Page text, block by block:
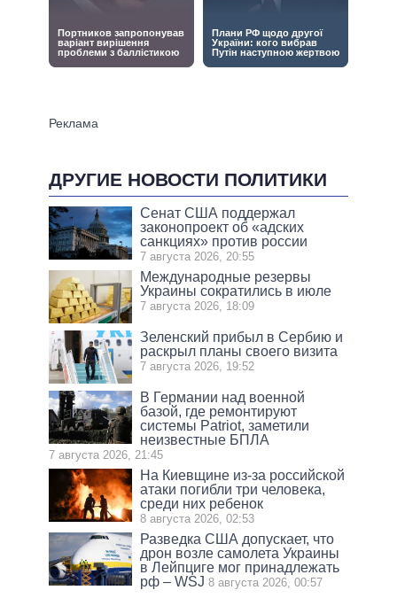
ДРУГИЕ НОВОСТИ ПОЛИТИКИ
Сенат США поддержал
законопроект об «адских
санкциях» против россии
7 августа 2026, 20:55
Международные резервы
Украины сократились в июле
7 августа 2026, 18:09
Зеленский прибыл в Сербию и
раскрыл планы своего визита
7 августа 2026, 19:52
В Германии над военной
базой, где ремонтируют
системы Patriot, заметили
неизвестные БПЛА
7 августа 2026, 21:45
На Киевщине из-за российской
атаки погибли три человека,
среди них ребенок
8 августа 2026, 02:53
Разведка США допускает, что
дрон возле самолета Украины
в Лейпциге мог принадлежать
рф – WSJ 8 августа 2026, 00:57